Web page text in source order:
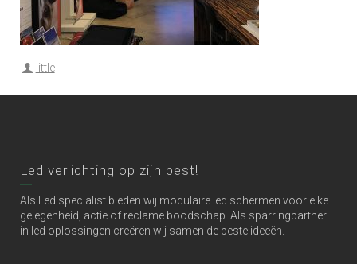
little
Led verlichting op zijn best!
Als Led specialist bieden wij modulaire led schermen voor elke
gelegenheid, actie of reclame boodschap. Als sparringpartner
in led oplossingen creëren wij samen de beste ideeën.